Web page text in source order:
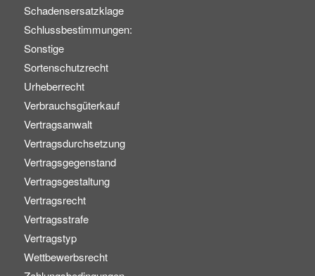
Schadensersatzklage
Schlussbestimmungen:
Sonstige
Sortenschutzrecht
Urheberrecht
Verbrauchsgüterkauf
Vertragsanwalt
Vertragsdurchsetzung
Vertragsgegenstand
Vertragsgestaltung
Vertragsrecht
Vertragsstrafe
Vertragstyp
Wettbewerbsrecht